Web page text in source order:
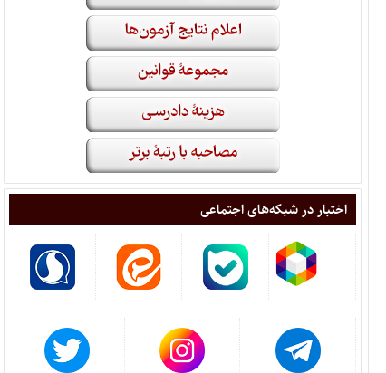
اختبار در شبکه‌های اجتماعی